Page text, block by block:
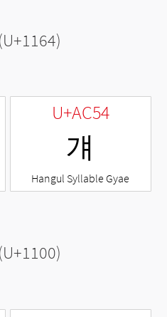
U+AC54
걔
Hangul Syllable Gyae